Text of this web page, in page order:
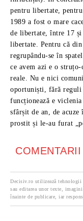
COMENTARII
Decisiv.ro utilizează tehnologii
sau editarea unor texte,
înainte de publicare, iar